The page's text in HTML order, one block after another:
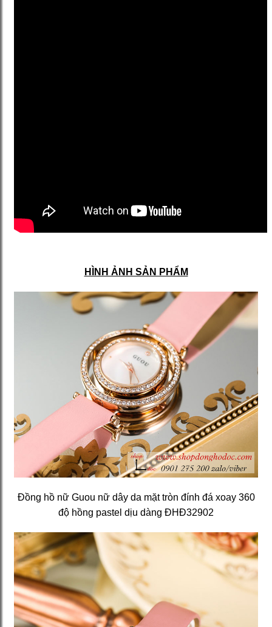
HÌNH ẢNH SẢN PHẨM
Đồng hồ nữ Guou nữ dây da mặt tròn đính đá xoay 360
độ hồng pastel dịu dàng ĐHĐ32902